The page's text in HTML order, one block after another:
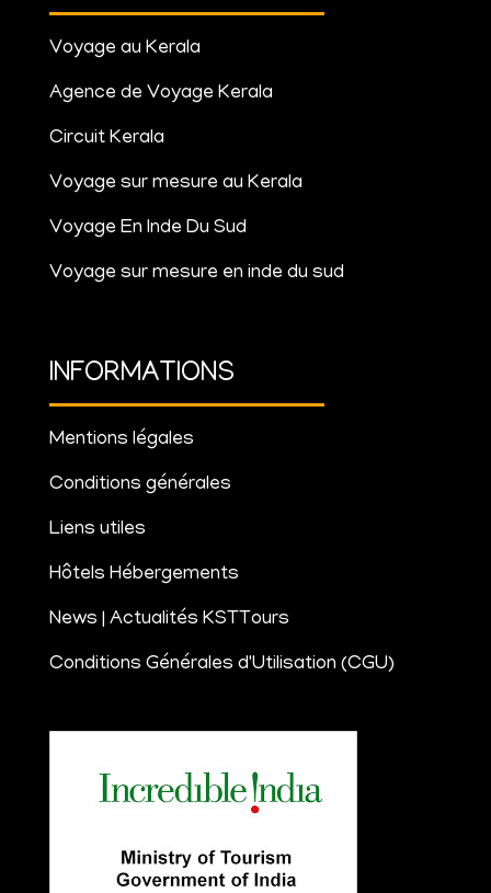
Voyage au Kerala
Agence de Voyage Kerala
Circuit Kerala
Voyage sur mesure au Kerala
Voyage En Inde Du Sud
Voyage sur mesure en inde du sud
INFORMATIONS
Mentions légales
Conditions générales
Liens utiles
Hôtels Hébergements
News | Actualités KSTTours
Conditions Générales d'Utilisation (CGU)